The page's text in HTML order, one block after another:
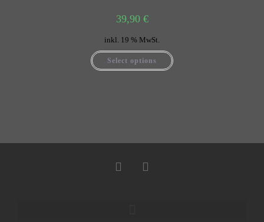
39,90 €
inkl. 19 % MwSt.
Select options